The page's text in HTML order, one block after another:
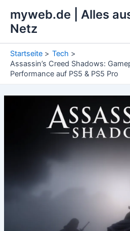
Inhalt
springen
myweb.de | Alles
Netz
Startseite
Tech
Assassin’s Creed Shadows:
Performance auf PS5 & PS5 Pro